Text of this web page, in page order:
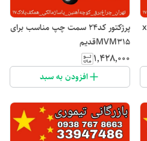
پرژکتور کد۲۴ سمت چپ مناسب برای
MVM315قدیم
۱٬۴۲۸٬۰۰۰
افزودن به سبد